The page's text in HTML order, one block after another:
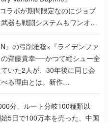
ラボが期間限定なのにジョブ
器も戦闘システムもワンオフ
た理由を両ディレクターに聞
』の弓削雅稔×『ライデンファ
齋藤貴幸──かつて縦シュー全
いた2人が、30年後に同じ会
る理由とは。新作
EXTREME』で初タッグを組
ド2人に訊く開発秘話
分、ルート分岐100種類以
始5日で100万本を売った、中国